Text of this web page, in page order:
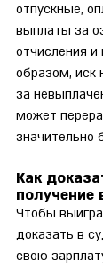
отпускные,
выплаты за
отчисления и
образом, иск
за
может
Как
получение
Чтобы
доказать в
свою